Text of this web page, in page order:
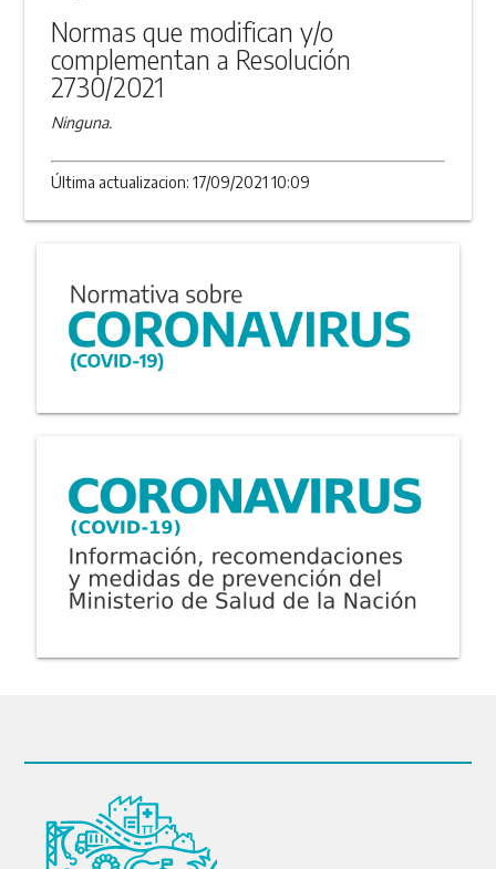
Normas que modifican y/o
complementan a Resolución
2730/2021
Ninguna.
Última actualizacion: 17/09/2021 10:09